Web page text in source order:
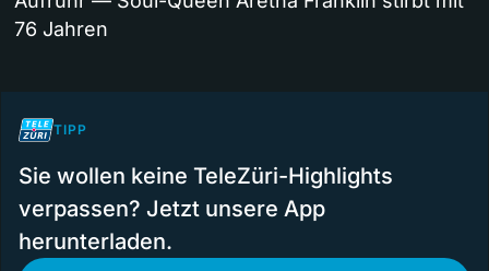
76 Jahren
TIPP
Sie wollen keine TeleZüri-Highlights
verpassen? Jetzt unsere App
herunterladen.